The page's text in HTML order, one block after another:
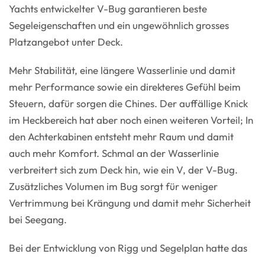
Yachts entwickelter V-Bug garantieren beste
Segeleigenschaften und ein ungewöhnlich grosses
Platzangebot unter Deck.
Mehr Stabilität, eine längere Wasserlinie und damit
mehr Performance sowie ein direkteres Gefühl beim
Steuern, dafür sorgen die Chines. Der auffällige Knick
im Heckbereich hat aber noch einen weiteren Vorteil; In
den Achterkabinen entsteht mehr Raum und damit
auch mehr Komfort. Schmal an der Wasserlinie
verbreitert sich zum Deck hin, wie ein V, der V-Bug.
Zusätzliches Volumen im Bug sorgt für weniger
Vertrimmung bei Krängung und damit mehr Sicherheit
bei Seegang.
Bei der Entwicklung von Rigg und Segelplan hatte das